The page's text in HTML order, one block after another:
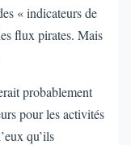
« indicateurs de
flux pirates. Mais
probablement
pour les activités
qu’ils